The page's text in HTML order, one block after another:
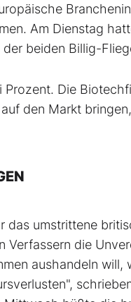
Am Dienstag
beiden Billig-
Die
den Markt
umstrittene
die
aushandeln